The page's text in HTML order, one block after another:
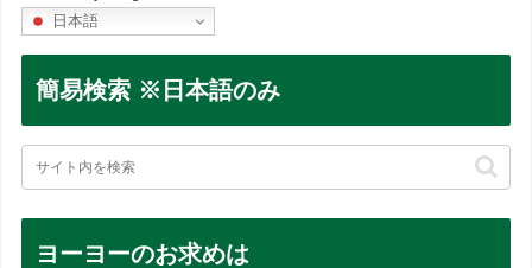
日本語
簡易検索 ※日本語のみ
ヨーヨーのお求めは